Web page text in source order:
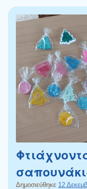
Δημοσιεύθηκε 12